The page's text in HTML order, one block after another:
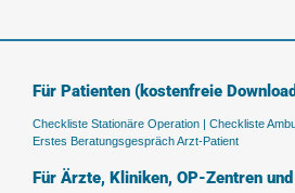
Für Patienten (kostenfreie
Checkliste Stationäre Operation | Checkliste
Erstes Beratungsgespräch Arzt-Patient
Für Ärzte, Kliniken, OP-Zentren